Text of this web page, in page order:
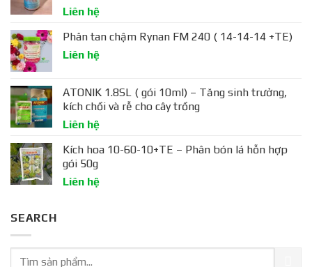
Liên hệ
Phân tan chậm Rynan FM 240 ( 14-14-14 +TE)
Liên hệ
ATONIK 1.8SL ( gói 10ml) – Tăng sinh trưởng,
kích chồi và rễ cho cây trồng
Liên hệ
Kích hoa 10-60-10+TE – Phân bón lá hỗn hợp
gói 50g
Liên hệ
SEARCH